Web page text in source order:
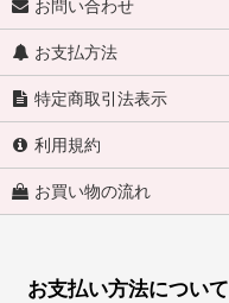
お問い合わせ
お支払方法
特定商取引法表示
利用規約
お買い物の流れ
お支払い方法について